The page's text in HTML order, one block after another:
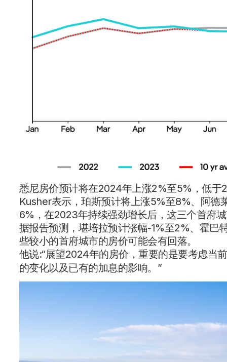
悉尼房价预计将在2024年上涨2%至5%，低
Kusher表示，珀斯预计将上涨5%至8%、阿
6%，在2023年持续强劲增长后，这三个首府
据报告预测，堪培拉预计涨幅-1%至2%、霍
些较小的首府城市的房价可能会有回落。
他说:“展望2024年的房价，重要的是要考虑当
的变化以及已有的加息的影响。”